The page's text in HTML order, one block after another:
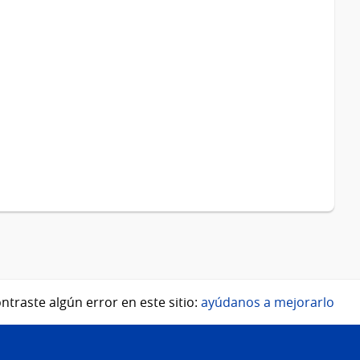
algún error en este sitio: ayúdanos a mejorarlo